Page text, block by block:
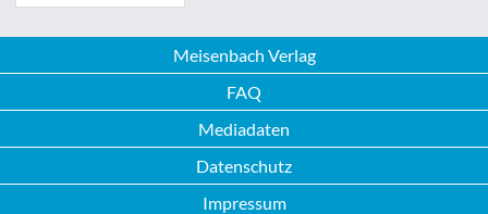
Meisenbach Verlag
FAQ
Mediadaten
Datenschutz
Impressum